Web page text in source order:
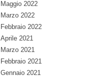
Maggio 2022
Marzo 2022
Febbraio 2022
Aprile 2021
Marzo 2021
Febbraio 2021
Gennaio 2021